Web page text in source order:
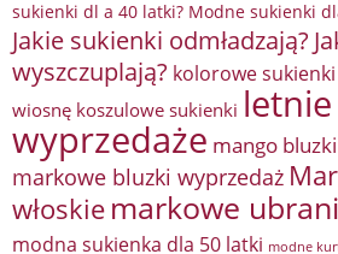
sukienki dl a 40 latki? Modne sukienki
Jakie sukienki odmładzają?
wyszczuplają? kolorowe sukienki
wiosnę koszulowe sukienki letnie
wyprzedaże mango bluzki
markowe bluzki wyprzedaż
włoskie markowe
modna sukienka dla 50 latki modne